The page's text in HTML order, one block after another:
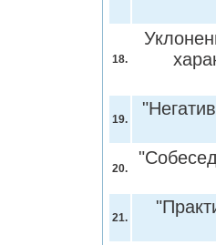
18.
19.
20.
21.